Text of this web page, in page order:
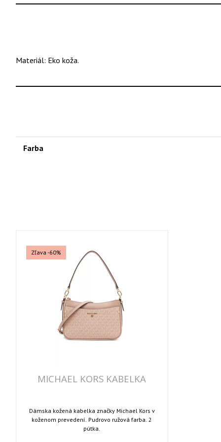
Materiál: Eko koža.
Farba
MICHAEL KORS KABELKA
Zľava -60%
Dámska kožená kabelka značky Michael Kors v
koženom prevedení. Pudrovo ružová farba. 2
pútka.